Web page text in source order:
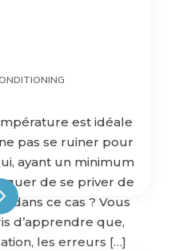
est idéale
pas se ruiner pour
ayant un minimum
de se priver de
dans ce cas ? Vous
d’apprendre que,
les erreurs […]